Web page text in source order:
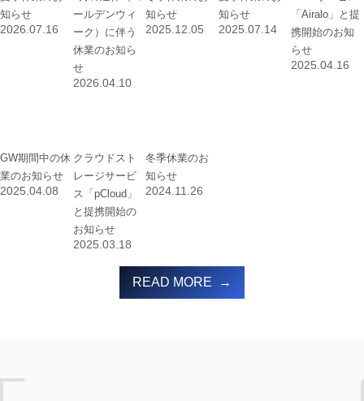
知らせ
2026.07.16
ールデンウィ
ーク）に伴う
休業のお知ら
せ
2026.04.10
知らせ
2025.12.05
知らせ
2025.07.14
「Airalo」と提
携開始のお知
らせ
2025.04.16
GW期間中の休
業のお知らせ
2025.04.08
クラウドスト
レージサービ
ス「pCloud」
と提携開始の
お知らせ
2025.03.18
冬季休業のお
知らせ
2024.11.26
READ MORE